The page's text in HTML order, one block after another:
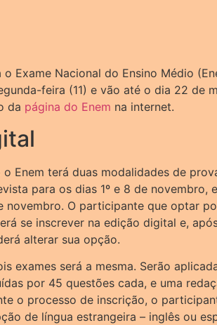
o Exame Nacional do Ensino Médio
feira (11) e vão até o dia 22 de
da página do Enem na internet.
Enem terá duas modalidades de
para os dias 1º e 8 de novembro,
novembro. O participante que optar
se inscrever na edição digital e,
alterar sua opção.
exames será a mesma. Serão
por 45 questões cada, e uma
o processo de inscrição, o
de língua estrangeira – inglês ou